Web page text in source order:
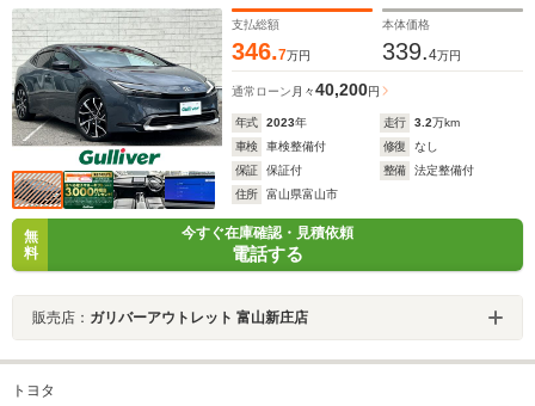
ア/LED
支払総額
346.7万円
本体価格
339.4万円
通常ローン 月々40,200円
年式 2023年 走行 3.2万km
車検
車検整備付 修復
なし
保証
保証付 整備
法定整備付
住所
富山県富山市
無
料
今すぐ在庫確認・見積依頼
電話する
販売店： ガリバーアウトレット 富山新庄店
トヨタ